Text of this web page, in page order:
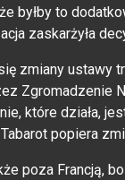
byłby to
zaskarżyła
zmiany ustawy
Zgromadzenie
które działa,
popiera
poza Francją,